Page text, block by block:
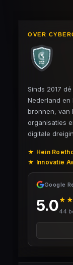
OVER
Sinds 2017
Nederland en
bronnen, van
organisaties
digitale
★ Hein
★ Innovatie
Google
5.044